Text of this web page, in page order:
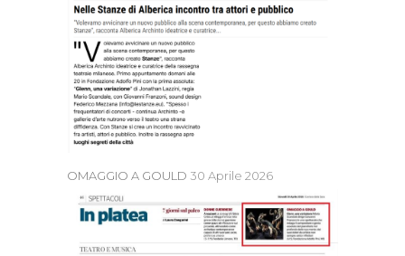
OMAGGIO A GOULD 30 Aprile 2026